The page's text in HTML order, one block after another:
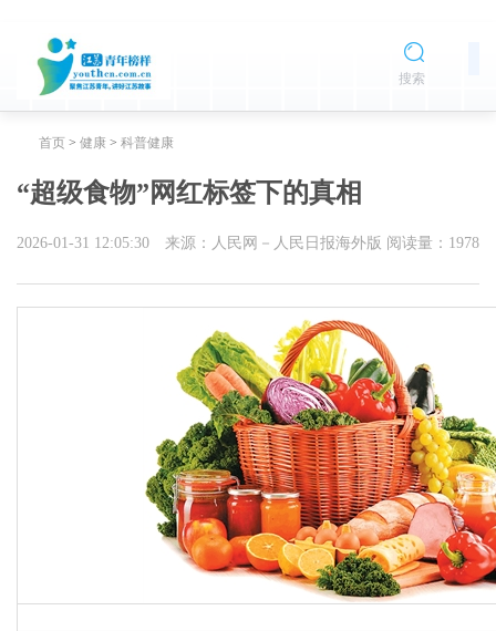
搜索
首页 > 健康 > 科普健康
“超级食物”网红标签下的真相
2026-01-31 12:05:30 来源：人民网－人民日报海外版 阅读量： 1978